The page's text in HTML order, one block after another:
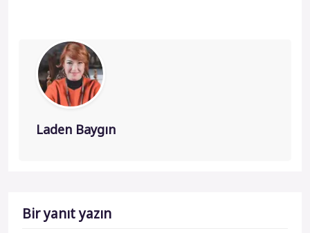
Laden Baygın
Bir yanıt yazın